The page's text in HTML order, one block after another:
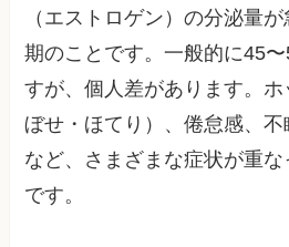
（エストロゲン）の分泌量
期のことです。一般的に45
すが、個人差があります。
ぼせ・ほてり）、倦怠感、
など、さまざまな症状が重
です。